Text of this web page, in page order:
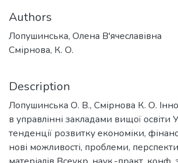
Authors
Лопушинська, Олена В'ячеславівна
Смірнова, К. О.
Description
Лопушинська О. В., Смірнова К. О.
в управлінні закладами вищої освіти
тенденції розвитку економіки,
нові можливості, проблеми,